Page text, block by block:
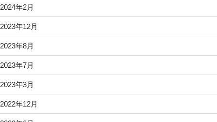
2024年2月
2023年12月
2023年8月
2023年7月
2023年3月
2022年12月